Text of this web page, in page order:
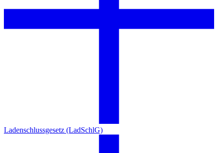
Ladenschlussgesetz (LadSchlG)